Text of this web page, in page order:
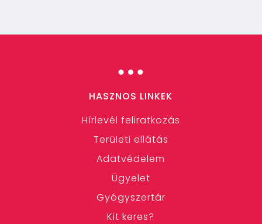
…
HASZNOS LINKEK
Hírlevél feliratkozás
Területi ellátás
Adatvédelem
Ügyelet
Gyógyszertár
Kit keres?